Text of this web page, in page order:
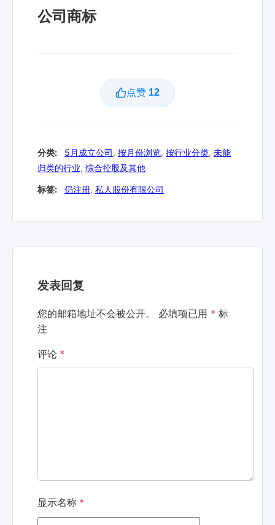
公司商标
点赞 12
分类: 5月成立公司, 按月份浏览, 按行业分类, 未能
归类的行业, 综合控股及其他
标签: 仍注册, 私人股份有限公司
发表回复
您的邮箱地址不会被公开。 必填项已用 * 标
注
评论 *
显示名称 *